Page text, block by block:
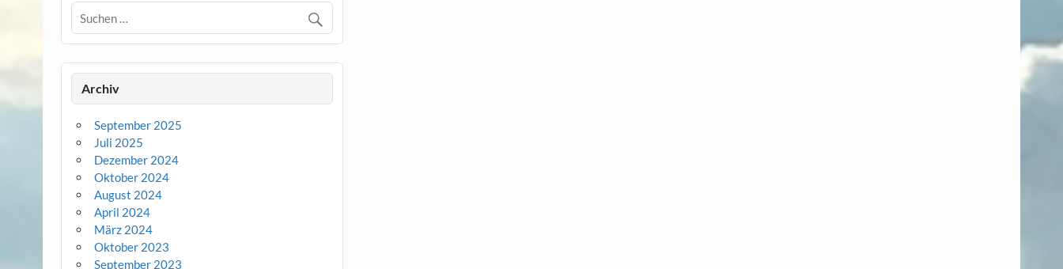
Archiv
September 2025
Juli 2025
Dezember 2024
Oktober 2024
August 2024
April 2024
März 2024
Oktober 2023
September 2023